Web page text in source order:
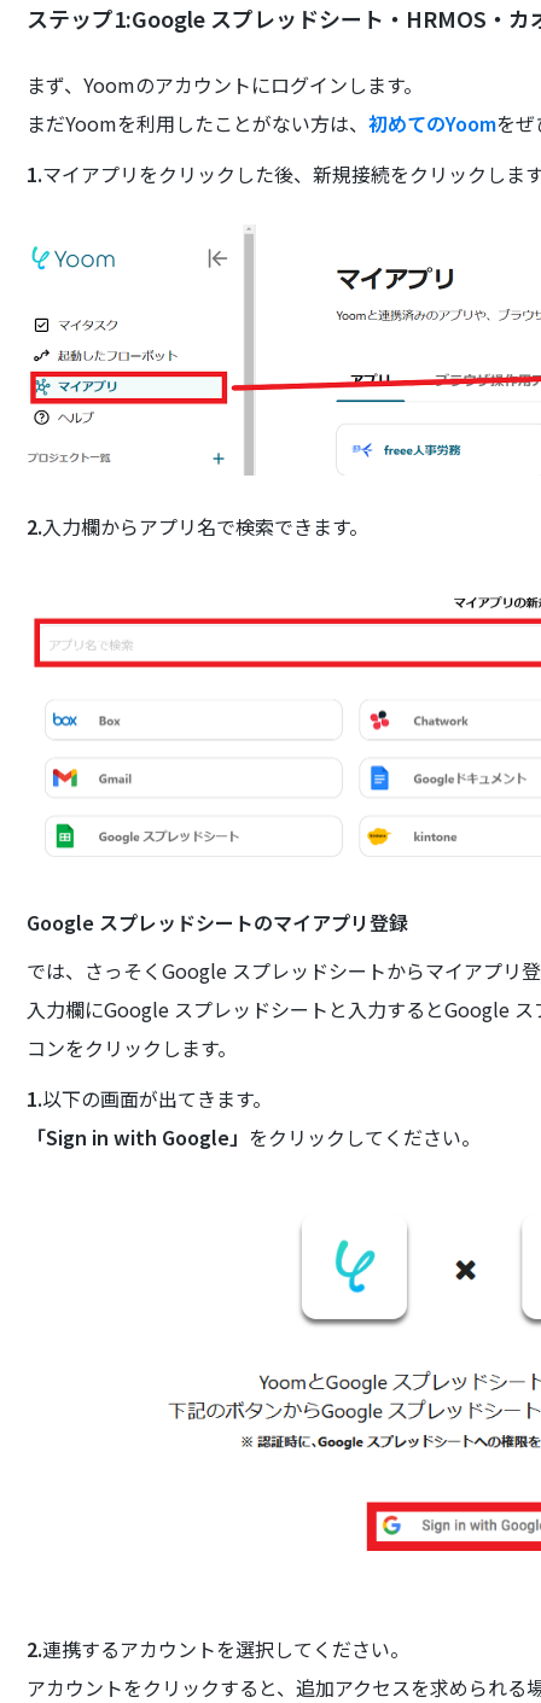
ステップ1:Google スプレッドシート・HRMOS・
まず、Yoomのアカウントにログインします。
まだYoomを利用したことがない方は、初めてのYoomを
1.マイアプリをクリックした後、新規接続をクリックしま
2.入力欄からアプリ名で検索できます。
Google スプレッドシートのマイアプリ登録
では、さっそくGoogle スプレッドシートからマイアプリ
入力欄にGoogle スプレッドシートと入力するとGoogle
コンをクリックします。
1.以下の画面が出てきます。
「Sign in with Google」 をクリックしてください。
2.連携するアカウントを選択してください。
アカウントをクリックすると、追加アクセスを求められる